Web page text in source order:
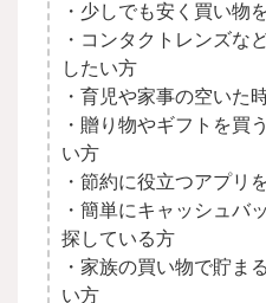
・少しでも安く買い物
・コンタクトレンズな
したい方
・育児や家事の空いた
・贈り物やギフトを買
い方
・節約に役立つアプリ
・簡単にキャッシュバ
探している方
・家族の買い物で貯ま
い方